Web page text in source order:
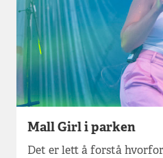
Mall Girl i parken
Det er lett å forstå